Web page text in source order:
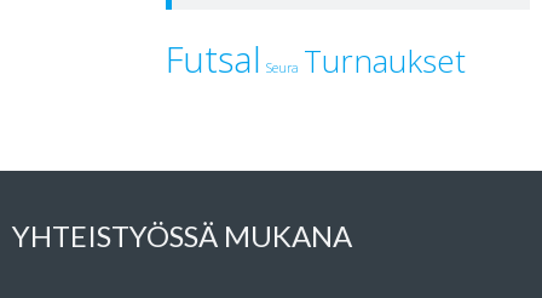
Futsal Seura Turnaukset
YHTEISTYÖSSÄ MUKANA